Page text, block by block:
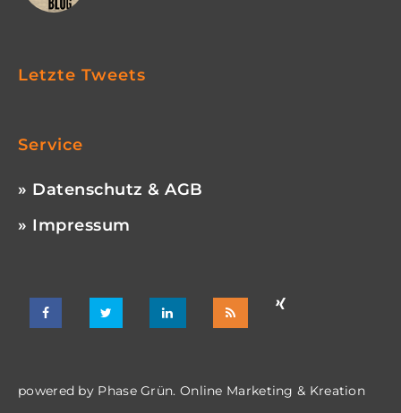
Letzte Tweets
Service
» Datenschutz & AGB
» Impressum
powered by Phase Grün. Online Marketing & Kreation